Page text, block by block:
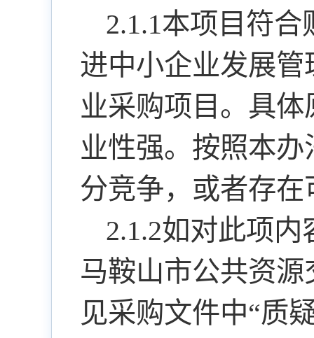
2.1.1本项目符
进中小企业发展
业采购项目。具
业性强。按照本
分竞争，或者存
2.1.2如对此项
马鞍山市公共资
见采购文件中“质